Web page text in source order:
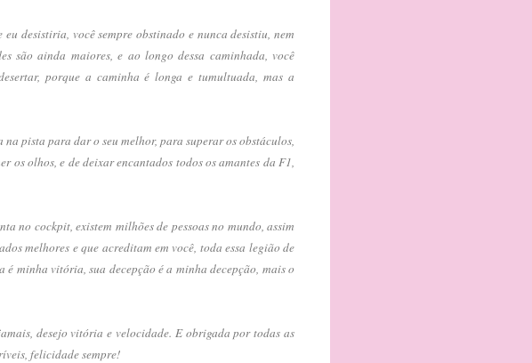
desistiria, você sempre obstinado e nunca desistiu, nem
são ainda maiores, e ao longo dessa caminhada, você
porque a caminha é longa e tumultuada, mas a
pista para dar o seu melhor, para superar os obstáculos,
os olhos, e de deixar encantados todos os amantes da F1,
no cockpit, existem milhões de pessoas no mundo, assim
melhores e que acreditam em você, toda essa legião de
minha vitória, sua decepção é a minha decepção, mais o
desejo vitória e velocidade. E obrigada por todas as
felicidade sempre!